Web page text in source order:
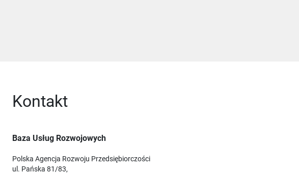
Kontakt
Baza Usług Rozwojowych
Polska Agencja Rozwoju Przedsiębiorczości
ul. Pańska 81/83,